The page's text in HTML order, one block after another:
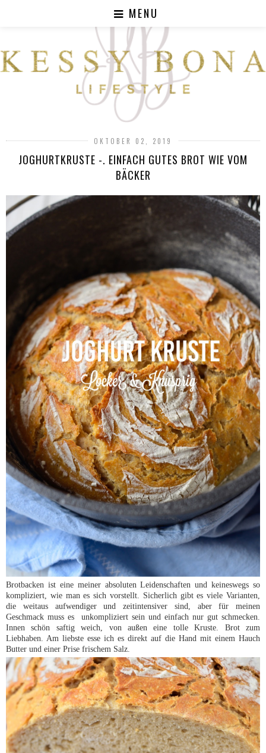
MENU
OKTOBER 02, 2019
JOGHURTKRUSTE -. EINFACH GUTES BROT WIE VOM
BÄCKER
Brotbacken ist eine meiner absoluten Leidenschaften und keineswegs so
kompliziert, wie man es sich vorstellt. Sicherlich gibt es viele Varianten,
die weitaus aufwendiger und zeitintensiver sind, aber für meinen
Geschmack muss es unkompliziert sein und einfach nur gut schmecken.
Innen schön saftig weich, von außen eine tolle Kruste. Brot zum
Liebhaben. Am liebste esse ich es direkt auf die Hand mit einem Hauch
Butter und einer Prise frischem Salz.